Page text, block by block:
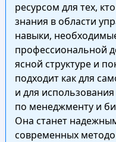
ресурсом для тех,
знания в области
навыки,
профессиональной
ясной структуре и
подходит как для
и для
по менеджменту и
Она станет
современных